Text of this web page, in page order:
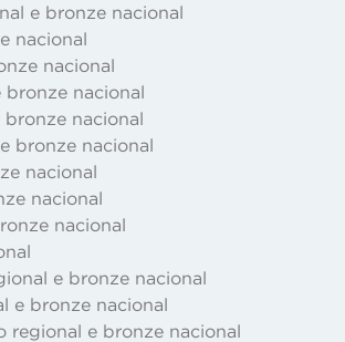
e bronze nacional
nacional
nacional
bronze nacional
nacional
bronze nacional
nacional
nacional
nacional
e bronze nacional
e bronze nacional
regional e bronze nacional